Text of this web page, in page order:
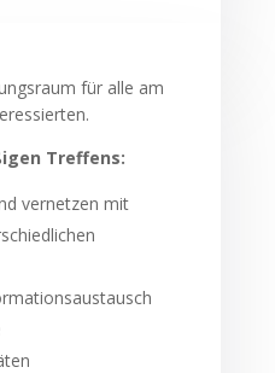
für alle am
Treffens:
vernetzen mit